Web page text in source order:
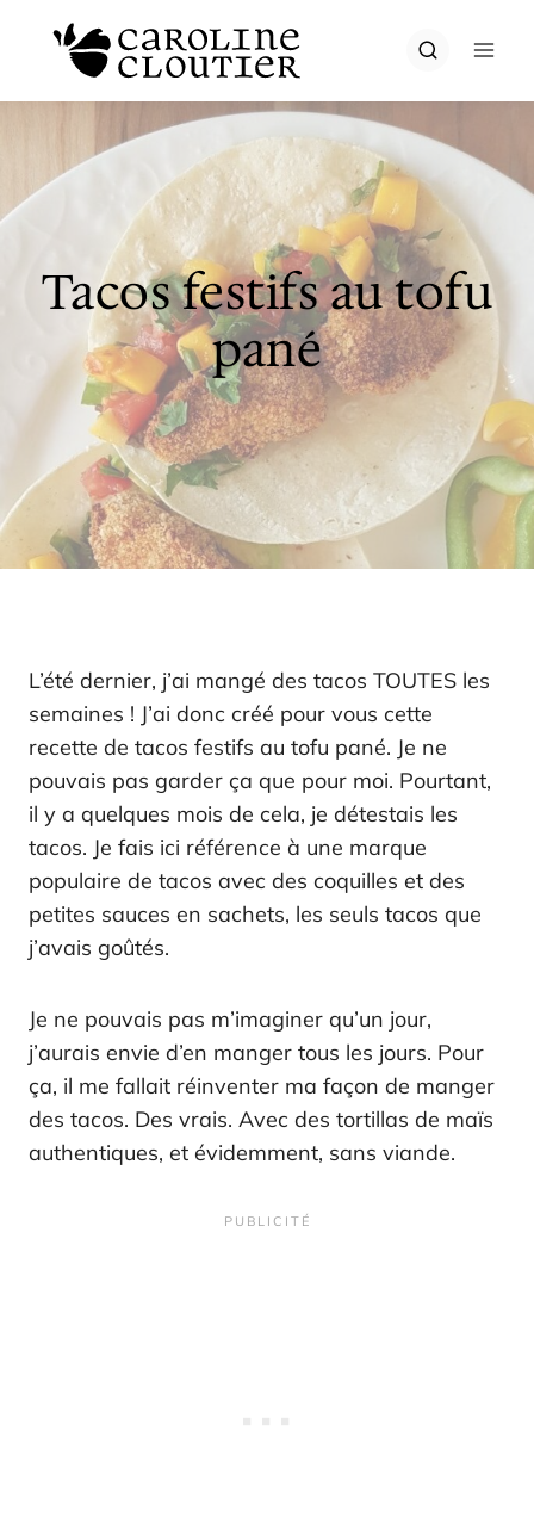
Tacos festifs au tofu
pané
L’été dernier, j’ai mangé des tacos TOUTES les
semaines ! J’ai donc créé pour vous cette
recette de tacos festifs au tofu pané. Je ne
pouvais pas garder ça que pour moi. Pourtant,
il y a quelques mois de cela, je détestais les
tacos. Je fais ici référence à une marque
populaire de tacos avec des coquilles et des
petites sauces en sachets, les seuls tacos que
j’avais goûtés.
Je ne pouvais pas m’imaginer qu’un jour,
j’aurais envie d’en manger tous les jours. Pour
ça, il me fallait réinventer ma façon de manger
des tacos. Des vrais. Avec des tortillas de maïs
authentiques, et évidemment, sans viande.